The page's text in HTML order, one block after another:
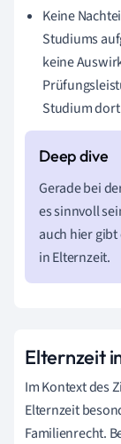
Keine
Studiums
keine
Studium
Gerade bei
es sinnvoll
auch hier
in Elternzeit.
Elternzeit
Im Kontext des
Elternzeit
Familienrecht.